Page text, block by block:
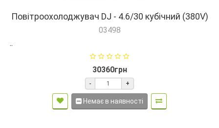
Повітроохолоджувач DJ - 4.6/30 кубічний (380V)
03498
..
30360грн
- +
Немає в наявності